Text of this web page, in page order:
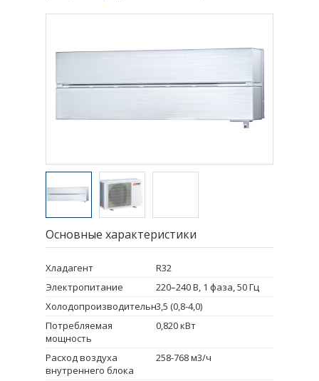
Основные характеристики
Хладагент
R32
Электропитание
220–240 B, 1 фаза, 50 Гц
Холодопроизводительность3,5 (0,8-4,0)
Потребляемая
мощность
0,820 кВт
Расход воздуха
внутреннего блока
258-768 м3/ч